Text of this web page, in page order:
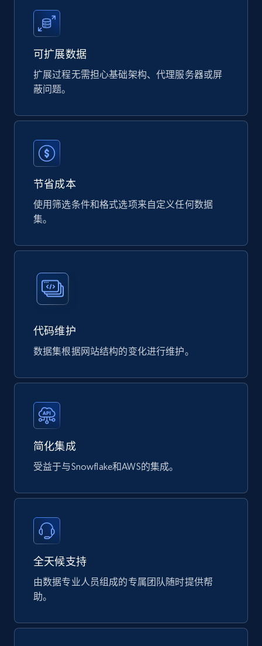
839+
Google Shopping products search US
URL, Product id, Title, Final price, Initial price,
eCommerce
Wayfair products
URL, Product id, Title, Rating, Reviews count,
Initial price, Discount, Final price, and more.
822+ 80+ 立即购买
Digikey - Products
Product url, Category url, Part number,
Description, Manufacturer, Manufacturer url,
Datasheet url, Rohs compliant, and more.
775+
mercadolivre.com.br products
URL, Product id, Title, Breadcrumbs, Category,
可扩展数据
扩展过程无需担心基础架构、代理服务器或屏
蔽问题。
节省成本
使用筛选条件和格式选项来自定义任何数据
集。
代码维护
数据集根据网站结构的变化进行维护。
简化集成
受益于与Snowflake和AWS的集成。
全天候支持
由数据专业人员组成的专属团队随时提供帮
助。